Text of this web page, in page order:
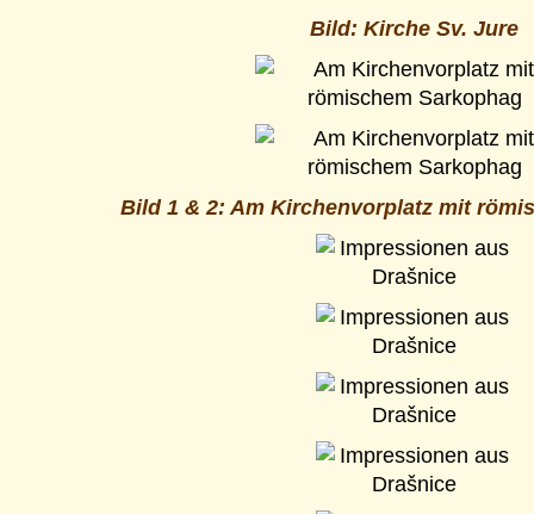
Bild: Kirche Sv. Jure
Bild 1 & 2: Am Kirchenvorplatz mit